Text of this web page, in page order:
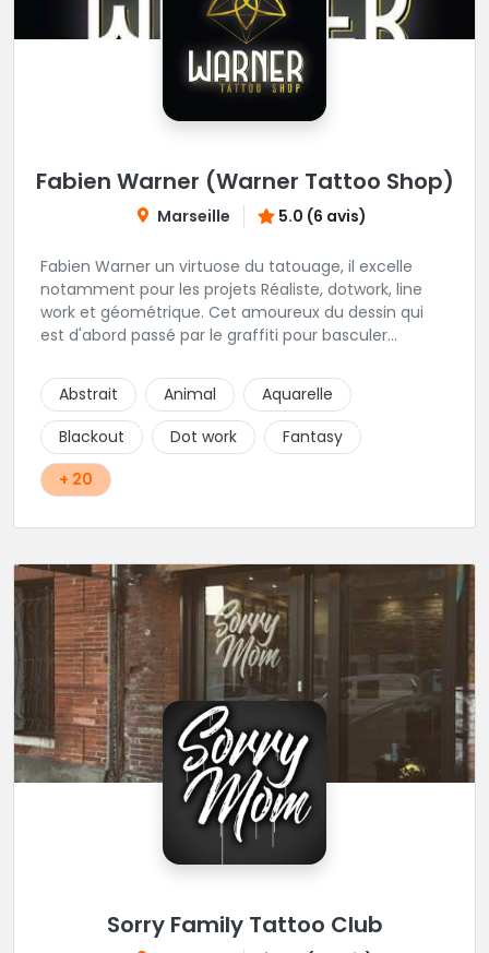
Fabien Warner (Warner Tattoo Shop)
Marseille 5.0 (6 avis)
Fabien Warner un virtuose du tatouage, il excelle
notamment pour les projets Réaliste, dotwork, line
work et géométrique. Cet amoureux du dessin qui
est d'abord passé par le graffiti pour basculer
transmettre sa passion du détail pour peaufiner
votre tatouage. On vous invite à découvrir les photos
de ses irréprochables travaux. Une des plus belles
adresse de tatouage, du sud de la France à ne
surtout pas rater !
Abstrait Animal
Aquarelle
Blackout
Dot work
Fantasy
+ 20
Sorry Family Tattoo Club